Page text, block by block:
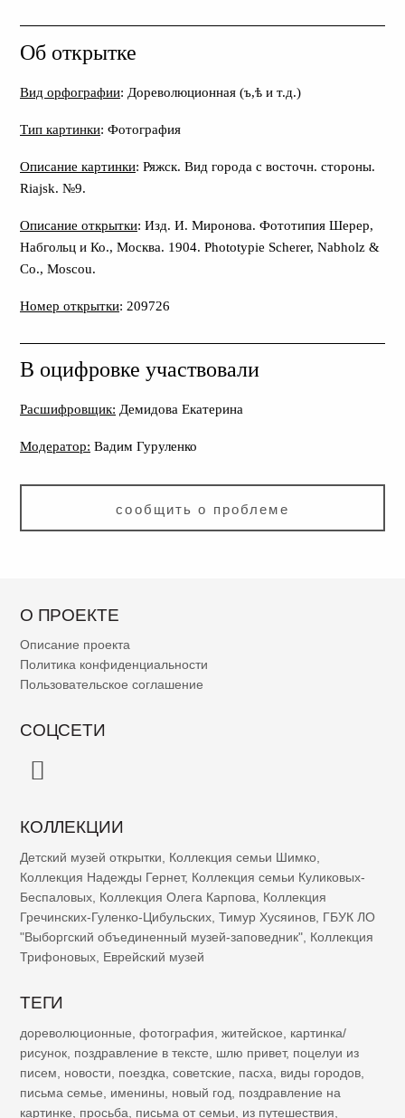
Об открытке
Вид орфографии: Дореволюционная (ъ,ѣ и т.д.)
Тип картинки: Фотография
Описание картинки: Ряжск. Вид города с восточн. стороны.
Riajsk. №9.
Описание открытки: Изд. И. Миронова. Фототипия Шерер,
Набгольц и Ко., Москва. 1904. Phototypie Scherer, Nabholz &
Co., Moscou.
Номер открытки: 209726
В оцифровке участвовали
Расшифровщик: Демидова Екатерина
Модератор: Вадим Гуруленко
сообщить о проблеме
О ПРОЕКТЕ
Описание проекта
Политика конфиденциальности
Пользовательское соглашение
СОЦСЕТИ
КОЛЛЕКЦИИ
Детский музей открытки Коллекция семьи Шимко
Коллекция Надежды Гернет, Коллекция семьи Куликовых-
Беспаловых Коллекция Олега Карпова
Коллекция
Гречинских-Гуленко-Цибульских Тимур Хусяинов ГБУК ЛО
"Выборгский объединенный музей-заповедник" Коллекция
Трифоновых Еврейский музей
ТЕГИ
дореволюционные фотография житейское
картинка/
рисунок поздравление в тексте шлю привет, поцелуи из
писем
новости поездка советские пасха виды городов
письма семье
именины новый год
поздравление на
картинке
просьба письма от семьи из путешествия